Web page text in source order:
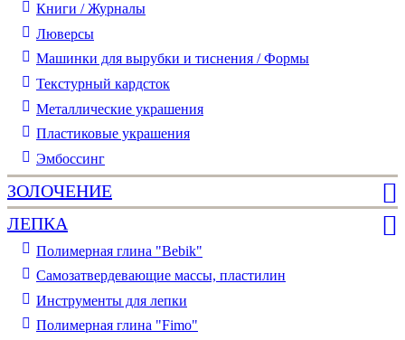
Книги / Журналы
Люверсы
Машинки для вырубки и тиснения / Формы
Текстурный кардсток
Металлические украшения
Пластиковые украшения
Эмбоссинг
ЗОЛОЧЕНИЕ
ЛЕПКА
Полимерная глина "Bebik"
Самозатвердевающие массы, пластилин
Инструменты для лепки
Полимерная глина "Fimo"